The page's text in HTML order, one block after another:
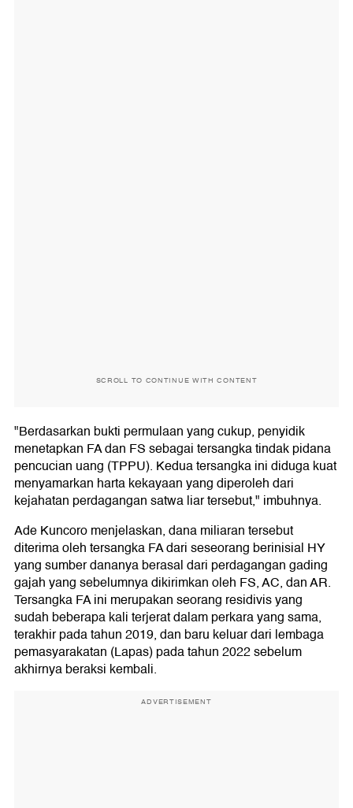
SCROLL TO CONTINUE WITH CONTENT
"Berdasarkan bukti permulaan yang cukup, penyidik
menetapkan FA dan FS sebagai tersangka tindak pidana
pencucian uang (TPPU). Kedua tersangka ini diduga kuat
menyamarkan harta kekayaan yang diperoleh dari
kejahatan perdagangan satwa liar tersebut," imbuhnya.
Ade Kuncoro menjelaskan, dana miliaran tersebut
diterima oleh tersangka FA dari seseorang berinisial HY
yang sumber dananya berasal dari perdagangan gading
gajah yang sebelumnya dikirimkan oleh FS, AC, dan AR.
Tersangka FA ini merupakan seorang residivis yang
sudah beberapa kali terjerat dalam perkara yang sama,
terakhir pada tahun 2019, dan baru keluar dari lembaga
pemasyarakatan (Lapas) pada tahun 2022 sebelum
akhirnya beraksi kembali.
ADVERTISEMENT